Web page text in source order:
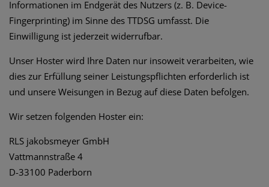
Informationen im Endgerät des Nutzers (z. B. Device-
Fingerprinting) im Sinne des TTDSG umfasst. Die
Einwilligung ist jederzeit widerrufbar.
Unser Hoster wird Ihre Daten nur insoweit verarbeiten, wie
dies zur Erfüllung seiner Leistungspflichten erforderlich ist
und unsere Weisungen in Bezug auf diese Daten befolgen.
Wir setzen folgenden Hoster ein:
RLS jakobsmeyer GmbH
Vattmannstraße 4
D-33100 Paderborn